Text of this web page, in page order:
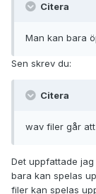
Citera
Man kan bara
Sen skrev du:
Citera
wav filer går
Det uppfattade
bara kan spelas
filer kan spelas